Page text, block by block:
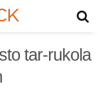
tar-rukola